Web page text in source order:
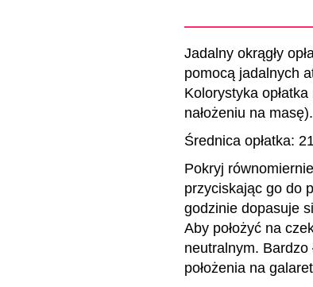
Jadalny okrągły
pomocą jadalnych
Kolorystyka
nałożeniu na masę).
Średnica opłatka:
Pokryj
przyciskając go do
godzinie dopasuje
Aby położyć na
neutralnym. Bardzo
położenia na